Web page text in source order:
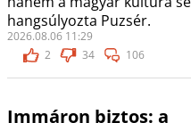
hangsúlyozta Puzsér.
2026.08.06 11:29
2
34 106
Immáron biztos: a